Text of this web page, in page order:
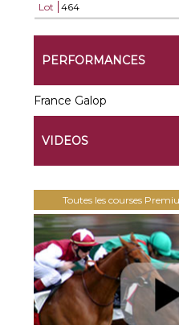
Lot
464
PERFORMANCES
France Galop
VIDEOS
Toutes les courses